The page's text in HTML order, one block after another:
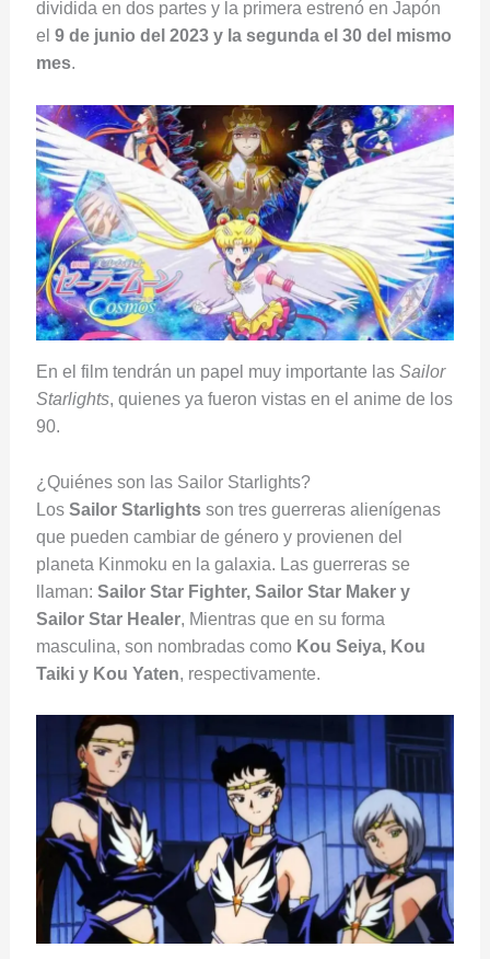
dividida en dos partes y la primera estrenó en Japón
el 9 de junio del 2023 y la segunda el 30 del mismo
mes.
En el film tendrán un papel muy importante las Sailor
Starlights, quienes ya fueron vistas en el anime de los
90.
¿Quiénes son las Sailor Starlights?
Los Sailor Starlightsson tres guerreras alienígenas
que pueden cambiar de género y provienen del
planeta Kinmoku en la galaxia. Las guerreras se
llaman: Sailor Star Fighter, Sailor Star Maker y
Sailor Star Healer, Mientras que en su forma
masculina, son nombradas como Kou Seiya, Kou
Taiki y Kou Yaten, respectivamente.